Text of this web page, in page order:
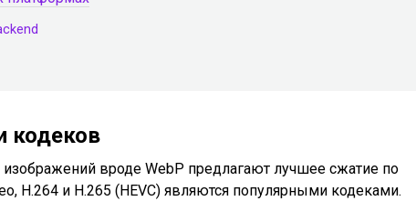
кодеков
вроде WebP предлагают лучшее сжатие по
H.264 и H.265 (HEVC) являются популярными кодеками.